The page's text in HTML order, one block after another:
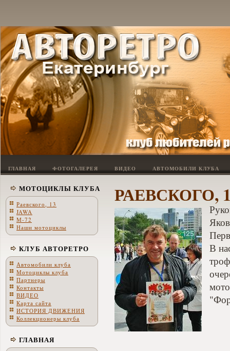
ГЛАВНАЯ ФОТОГАЛЕРЕЯ ВИДЕО АВТОМОБИЛИ КЛУБА
МОТОЦИКЛЫ КЛУБА
Раевского, 13
JAWA
М-72
Наши мотоциклы
КЛУБ АВТОРЕТРО
Автомобили клуба
Мотоциклы клуба
Партнеры
Контакты
ВИДЕО
Карта сайта
ИСТОРИЯ ДВИЖЕНИЯ
Коллекционеры клуба
ГЛАВНАЯ
РАЕВСКОГО,
В